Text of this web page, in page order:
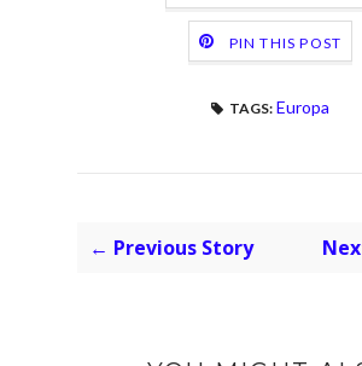
PIN THIS POST
TAGS: Europa
← Previous Story